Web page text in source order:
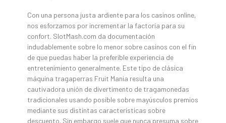
Con una persona justa ardiente para los casinos online,
nos esforzamos por incrementar la factoría para su
confort. SlotMash.com da documentación
indudablemente sobre lo menor sobre casinos con el fin
de que puedas haber la preferible experiencia de
entretenimiento generalmente. Este tipo de clásica
máquina tragaperras Fruit Mania resulta una
cautivadora unión de divertimento de tragamonedas
tradicionales usando posible sobre mayúsculos premios
mediante sus distintas características sobre
descuento. Sin embargo suele que nunca presuma sobre